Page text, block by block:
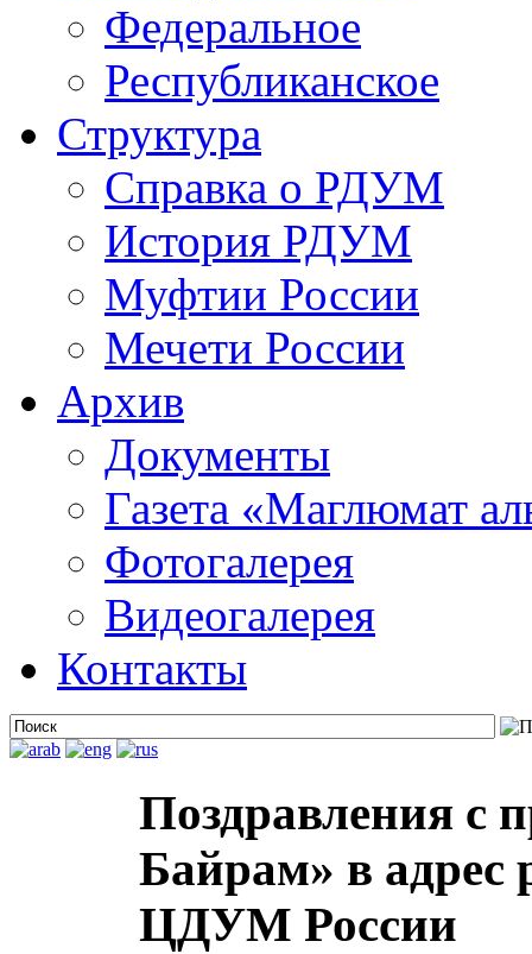
Федеральное
Республиканское
Структура
Справка о РДУМ
История РДУМ
Муфтии России
Мечети России
Архив
Документы
Газета «Маглюмат
Фотогалерея
Видеогалерея
Контакты
Поздравления с
Байрам» в адрес
ЦДУМ России